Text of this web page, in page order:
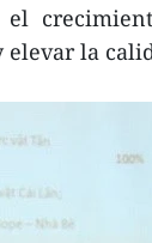
elevar la